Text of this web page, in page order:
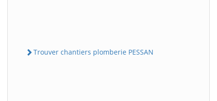
Trouver chantiers plomberie PESSAN